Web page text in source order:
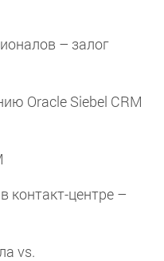
– залог
Oracle Siebel CRM
контакт-центре –
vs.